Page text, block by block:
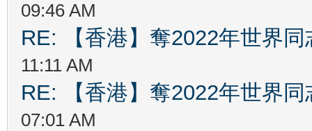
09:46 AM
RE: 【香港】奪2022年世界
11:11 AM
RE: 【香港】奪2022年世界
07:01 AM